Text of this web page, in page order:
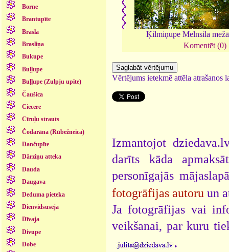
Borne
Brantupīte
Brasla
Brasliņa
Bukupe
Buļļupe
Buļļupe (Zulpju upīte)
Čaušica
Ciecere
Cīruļu strauts
Čodarāna (Rūbežneica)
Dančupīte
Dārziņu atteka
Dauda
Daugava
Deduma pieteka
Dienvidsusēja
Dīvaja
Divupe
Dobe
Ķilmiņupe Melnsila
Komentēt (0)
Vērtējums ietekmē attēla atrašanos
Izmantojot
darīts kāda
personīgajās
fotogrāfijas autoru un
Ja fotogrāfijas vai
veikšanai, par kuru
.